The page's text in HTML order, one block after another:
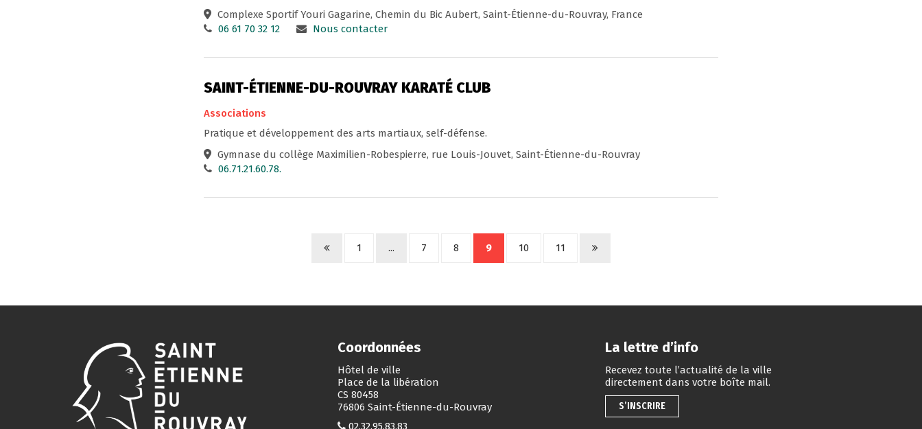
Complexe Sportif Youri Gagarine, Chemin du Bic Aubert, Saint-Étienne-du-Rouvray, France
06 61 70 32 12
Nous contacter
SAINT-ÉTIENNE-DU-ROUVRAY KARATÉ CLUB
Associations
Pratique et développement des arts martiaux, self-défense.
Gymnase du collège Maximilien-Robespierre, rue Louis-Jouvet, Saint-Étienne-du-Rouvray
06.71.21.60.78.
1 ... 7 8 9 10 11
Coordonnées
Hôtel de ville
Place de la libération
CS 80458
76806 Saint-Étienne-du-Rouvray
02.32.95.83.83
La lettre d’info
Recevez toute l’actualité de la ville
directement dans votre boîte mail.
S’INSCRIRE